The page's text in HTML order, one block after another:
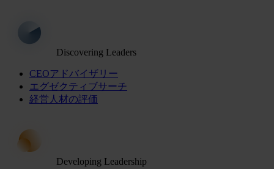
Discovering Leaders
CEOアドバイザリー
エグゼクティブサーチ
経営人材の評価
Developing Leadership